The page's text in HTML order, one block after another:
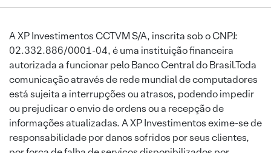
A XP Investimentos CCTVM S/A, inscrita sob o CNPJ:
02.332.886/0001-04, é uma instituição financeira
autorizada a funcionar pelo Banco Central do Brasil.Toda
comunicação através de rede mundial de computadores
está sujeita a interrupções ou atrasos, podendo impedir
ou prejudicar o envio de ordens ou a recepção de
informações atualizadas. A XP Investimentos exime-se de
responsabilidade por danos sofridos por seus clientes,